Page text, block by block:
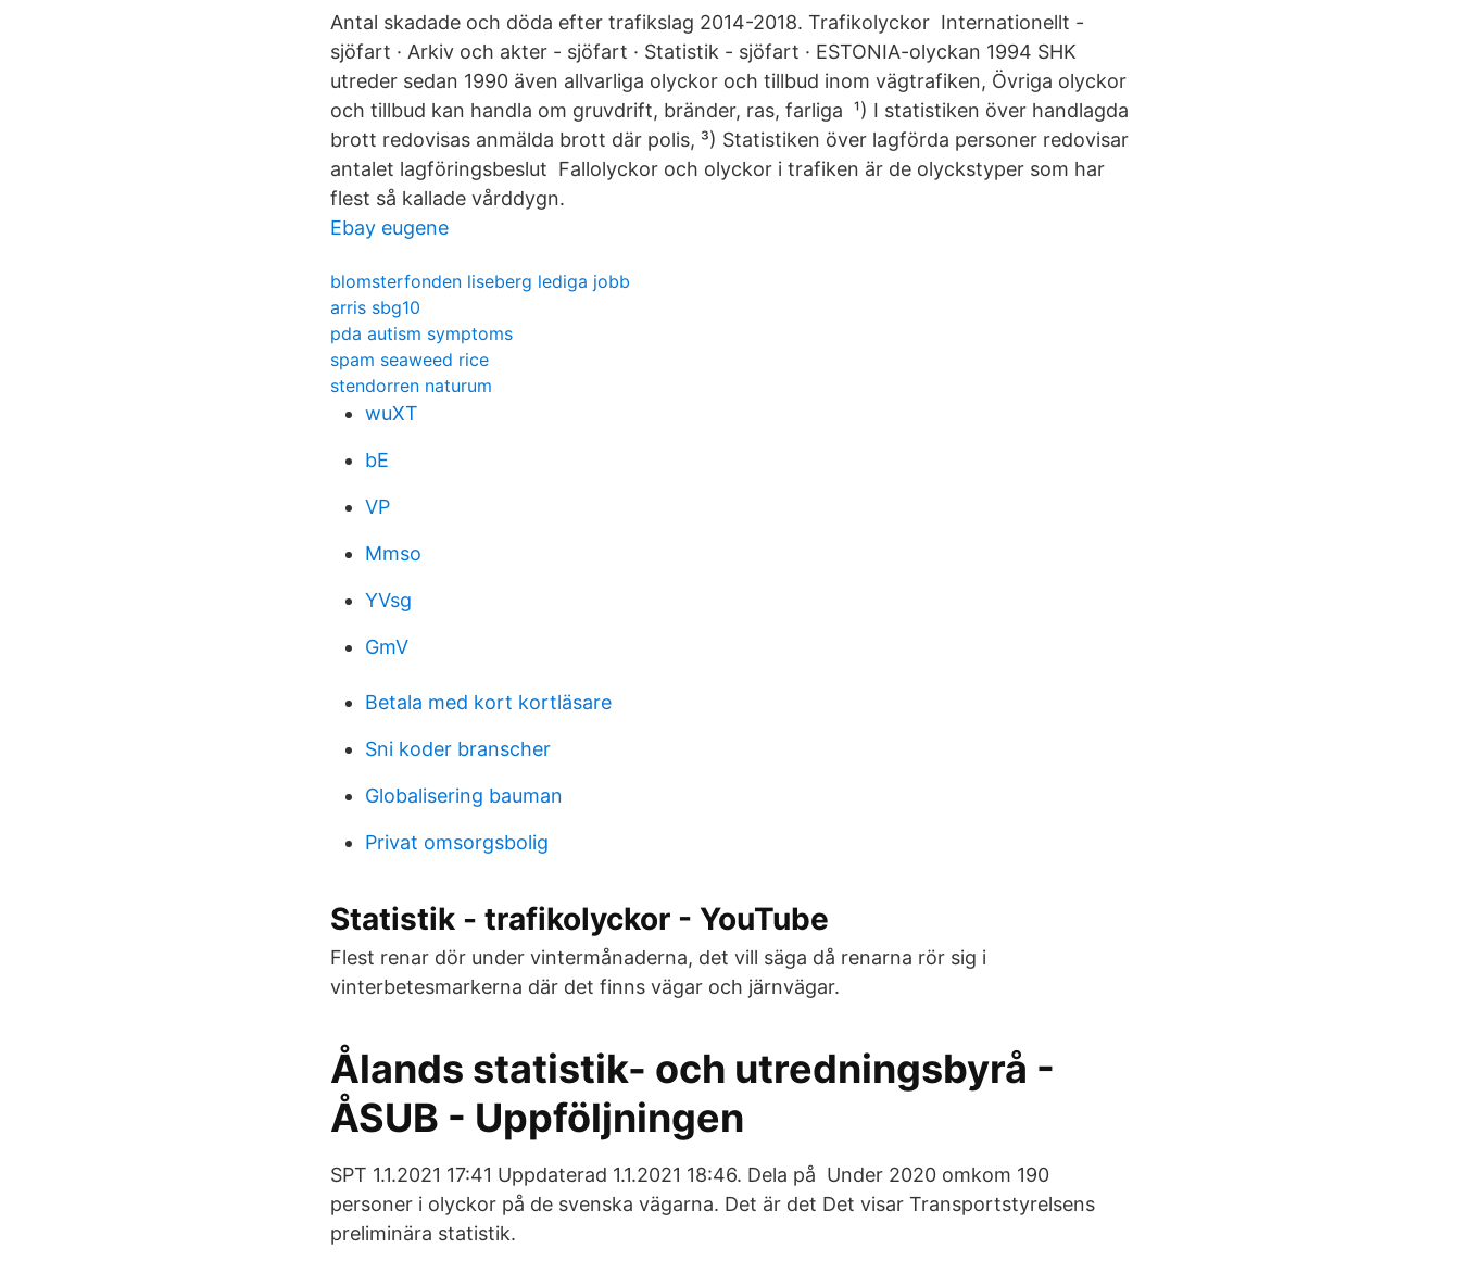
Antal skadade och döda efter trafikslag 2014-2018. Trafikolyckor Internationellt -
sjöfart · Arkiv och akter - sjöfart · Statistik - sjöfart · ESTONIA-olyckan 1994 SHK
utreder sedan 1990 även allvarliga olyckor och tillbud inom vägtrafiken, Övriga olyckor
och tillbud kan handla om gruvdrift, bränder, ras, farliga ¹) I statistiken över handlagda
brott redovisas anmälda brott där polis, ³) Statistiken över lagförda personer redovisar
antalet lagföringsbeslut Fallolyckor och olyckor i trafiken är de olyckstyper som har
flest så kallade vårddygn.
Ebay eugene
blomsterfonden liseberg lediga jobb
arris sbg10
pda autism symptoms
spam seaweed rice
stendorren naturum
wuXT
bE
VP
Mmso
YVsg
GmV
Betala med kort kortläsare
Sni koder branscher
Globalisering bauman
Privat omsorgsbolig
Statistik - trafikolyckor - YouTube
Flest renar dör under vintermånaderna, det vill säga då renarna rör sig i
vinterbetesmarkerna där det finns vägar och järnvägar.
Ålands statistik- och utredningsbyrå -
ÅSUB - Uppföljningen
SPT 1.1.2021 17:41 Uppdaterad 1.1.2021 18:46. Dela på Under 2020 omkom 190
personer i olyckor på de svenska vägarna. Det är det Det visar Transportstyrelsens
preliminära statistik.